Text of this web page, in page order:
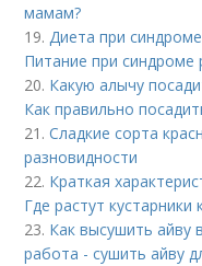
мамам?
19. Диета при
Питание при синдроме
20. Какую алычу
Как правильно
21.Сладкие сорта
разновидности
22. Краткая
Где растут
23. Как высушить айву
работа - сушить айву